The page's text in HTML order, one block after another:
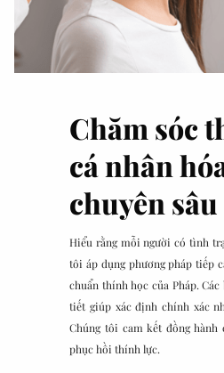
Chăm sóc
cá nhân
chuyên sâu
Hiểu rằng mỗi người có tình
tôi áp dụng phương pháp tiếp
chuẩn thính học của Pháp.
tiết giúp xác định chính xác
Chúng tôi cam kết đồng hành
phục hồi thính lực.